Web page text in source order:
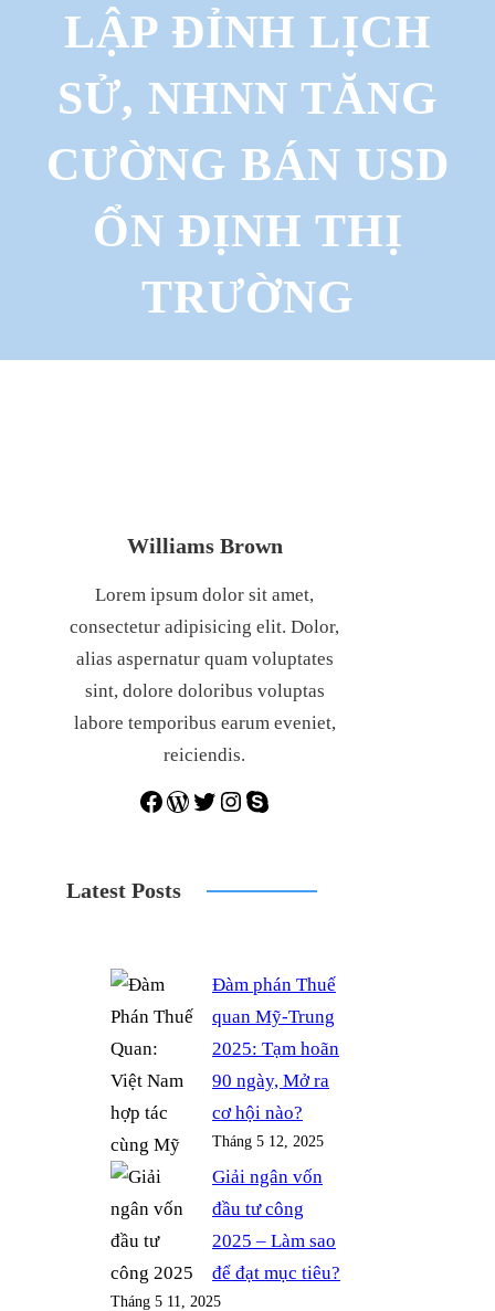
h
LẬP ĐỈNH LỊCH
SỬ, NHNN TĂNG
CƯỜNG BÁN USD
ỔN ĐỊNH THỊ
TRƯỜNG
Williams Brown
Lorem ipsum dolor sit amet,
consectetur adipisicing elit. Dolor,
alias aspernatur quam voluptates
sint, dolore doloribus voluptas
labore temporibus earum eveniet,
reiciendis.
Facebook WordPress Twitter Instagram Skype
Latest Posts
Đàm phán Thuế
quan Mỹ-Trung
2025: Tạm hoãn
90 ngày, Mở ra
cơ hội nào?
Tháng 5 12, 2025
Giải ngân vốn
đầu tư công
2025 – Làm sao
để đạt mục tiêu?
Tháng 5 11, 2025